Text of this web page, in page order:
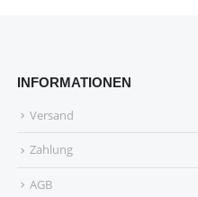
INFORMATIONEN
Versand
Zahlung
AGB